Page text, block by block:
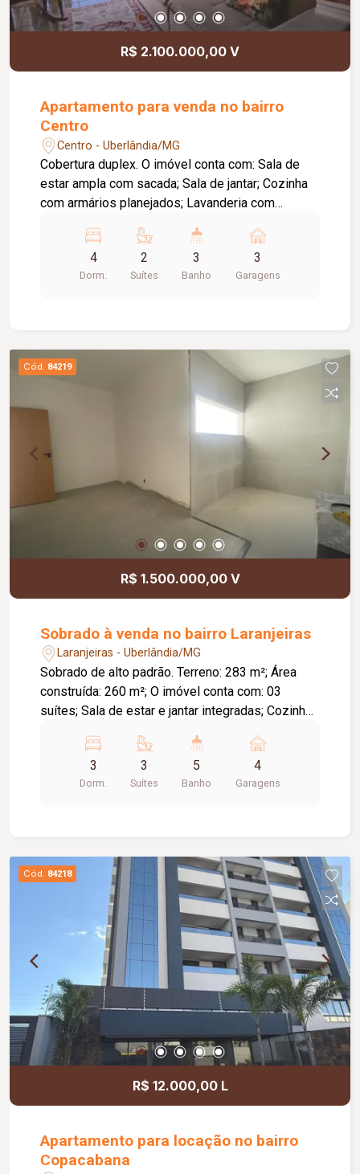
R$ 2.100.000,00 V
Apartamento para venda no bairro
Centro
Centro - Uberlândia/MG
Cobertura duplex. O imóvel conta com: Sala de
estar ampla com sacada; Sala de jantar; Cozinha
com armários planejados; Lavanderia com
serviço; DCE; Lavabo; 04 quartos com armários,
sendo 02 suítes, incluindo 01 suíte máster com
closet e hidromassagem; Sala de jantar no
garagem; O condomínio conta com: Salão de
festas com cozinha, churrasqueira e banheiros;
4
Dorm.
2
Suítes
3
Banho
3
Garagens
Cód. 84219
R$ 1.500.000,00 V
Sobrado à venda no bairro Laranjeiras
Laranjeiras - Uberlândia/MG
Sobrado de alto padrão. Terreno: 283 m²; Área
construída: 260 m²; O imóvel conta com: 03
suítes; Sala de estar e jantar integradas; Cozinha
churrasqueira integrado à cozinha; 04 vagas de
garagem.3
Dorm.
3
Suítes
5
Banho
4
Garagens
Cód. 84218
R$ 12.000,00 L
Apartamento para locação no bairro
Copacabana